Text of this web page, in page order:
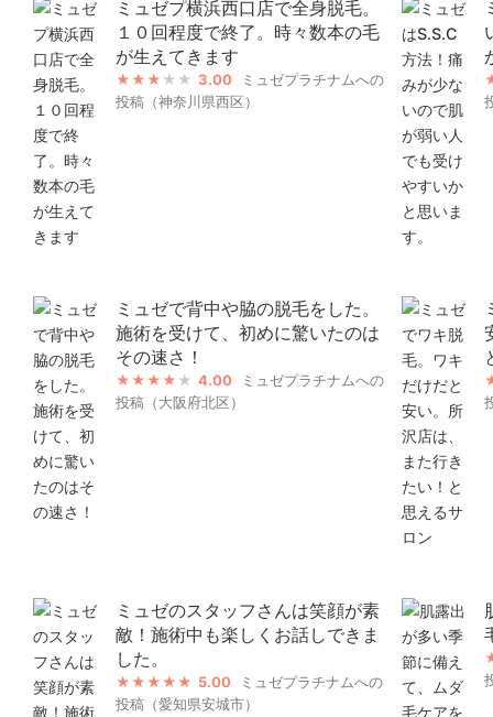
ミュゼプ横浜西口店で全身脱毛。
１０回程度で終了。時々数本の毛
が生えてきます
3.00
ミュゼプラチナムへの
投稿（神奈川県西区）
ミュゼで背中や脇の脱毛をした。
施術を受けて、初めに驚いたのは
その速さ！
4.00
ミュゼプラチナムへの
投稿（大阪府北区）
ミュゼのスタッフさんは笑顔が素
敵！施術中も楽しくお話しできま
した。
5.00
ミュゼプラチナムへの
投稿（愛知県安城市）